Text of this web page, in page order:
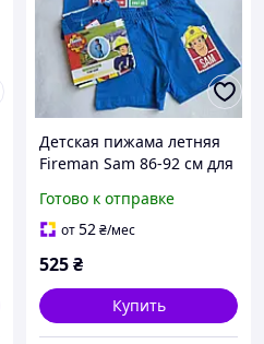
Детская пижама летняя
Fireman Sam 86-92 см для
Готово к отправке
от52₴/мес
525₴
Купить